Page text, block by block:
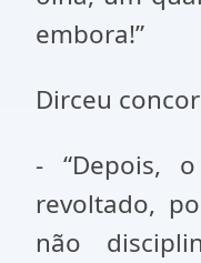
embora!”
Dirceu
- “Depois,
revoltado,
não